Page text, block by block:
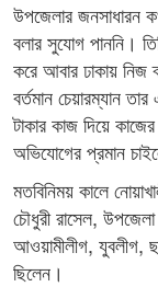
উপজেলার জনসাধারন
বলার সুযোগ পাননি।
করে আবার ঢাকায় নিজ
বর্তমান চেয়ারম্যান
টাকার কাজ দিয়ে
অভিযোগের প্রমান
মতবিনিময় কালে
চৌধুরী রাসেল,
আওয়ামীলীগ, যুবলীগ,
ছিলেন।